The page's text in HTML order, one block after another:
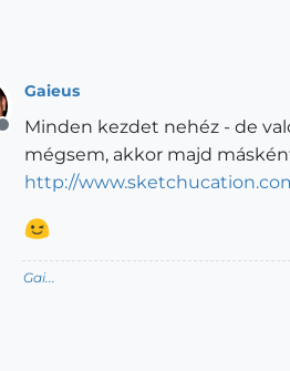
Offline
Gaieus
Minden kezdet nehéz - de
mégsem, akkor majd
http://
Gai...